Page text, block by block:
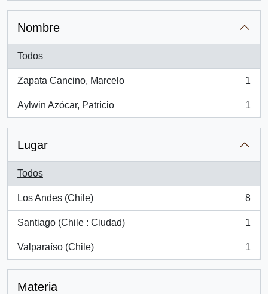
Nombre
Todos
Zapata Cancino, Marcelo
, 1 resultados
1
Aylwin Azócar, Patricio
, 1 resultados
1
Lugar
Todos
Los Andes (Chile)
, 8 resultados
8
Santiago (Chile : Ciudad)
, 1 resultados
1
Valparaíso (Chile)
, 1 resultados
1
Materia